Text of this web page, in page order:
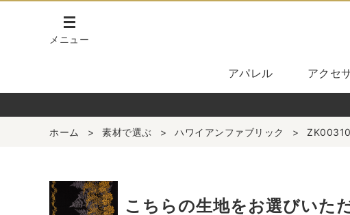
メニュー
アパレル アクセ
ホーム > 素材で選ぶ > ハワイアンファブリック >
こちらの生地をお選びいた